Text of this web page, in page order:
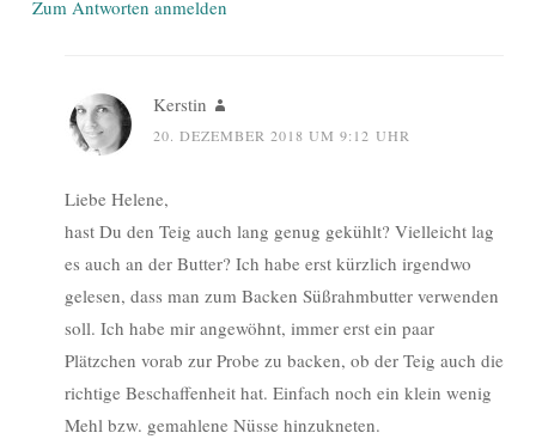
Zum Antworten anmelden
Kerstin
20. DEZEMBER 2018 UM 9:12 UHR
Liebe Helene,
hast Du den Teig auch lang genug gekühlt? Vielleicht lag
es auch an der Butter? Ich habe erst kürzlich irgendwo
gelesen, dass man zum Backen Süßrahmbutter verwenden
soll. Ich habe mir angewöhnt, immer erst ein paar
Plätzchen vorab zur Probe zu backen, ob der Teig auch die
richtige Beschaffenheit hat. Einfach noch ein klein wenig
Mehl bzw. gemahlene Nüsse hinzukneten.